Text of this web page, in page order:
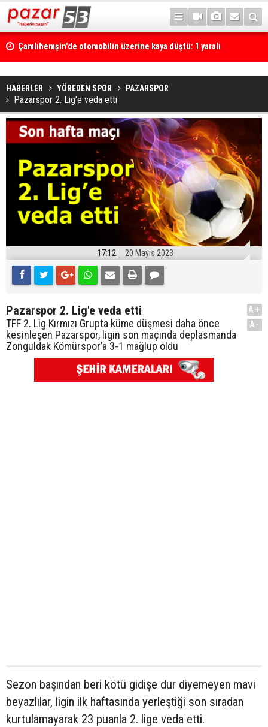
Çamlıhemşin'de otomobilin üzerine kaya düştü: 1 yaralı
HABERLER YÖREDEN SPOR PAZARSPOR
Pazarspor 2. Lig'e veda etti
17:12 20 Mayıs 2023
Pazarspor 2. Lig'e veda etti
TFF 2. Lig Kırmızı Grupta küme düşmesi daha önce
kesinleşen Pazarspor, ligin son maçında deplasmanda
Zonguldak Kömürspor’a 3-1 mağlup oldu
A+
A-
Sezon başından beri kötü gidişe dur diyemeyen mavi
beyazlılar, ligin ilk haftasında yerleştiği son sıradan
kurtulamayarak 23 puanla 2. lige veda etti.